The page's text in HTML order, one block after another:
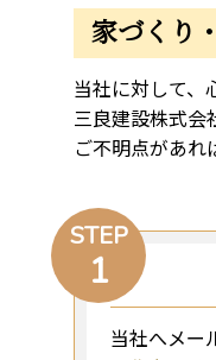
家づくり
当社に対して、
三良建設株式会
ご不明点があれ
STEP
1
当社へメー